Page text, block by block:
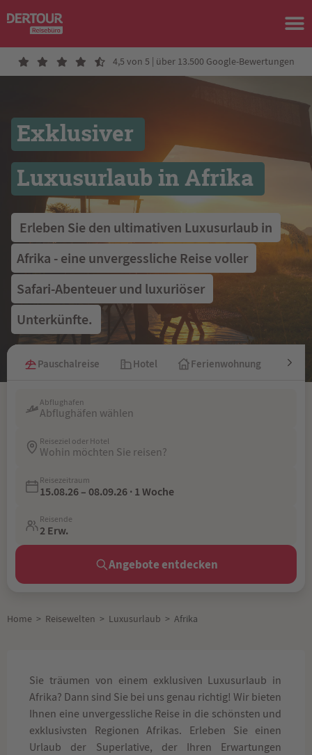
4,5 von 5 | über 13.500 Google-Bewertungen
Exklusiver
Luxusurlaub in Afrika
Afrika - eine unvergessliche Reise voller
Safari-Abenteuer und luxuriöser
Unterkünfte.
Pauschalreise Hotel Ferienwohnung
Abflughafen
Abflughäfen wählen
Reiseziel oder Hotel
Wohin möchten Sie reisen?
Reisezeitraum
15.08.26 – 08.09.26 · 1 Woche
Reisende
2 Erw.
Angebote entdecken
Home > Reisewelten > Luxusurlaub > Afrika
Sie träumen von einem exklusiven Luxusurlaub in
Afrika? Dann sind Sie bei uns genau richtig! Wir bieten
Ihnen eine unvergessliche Reise in die schönsten und
exklusivsten Regionen Afrikas. Erleben Sie einen
Urlaub der Superlative, der Ihren Erwartungen